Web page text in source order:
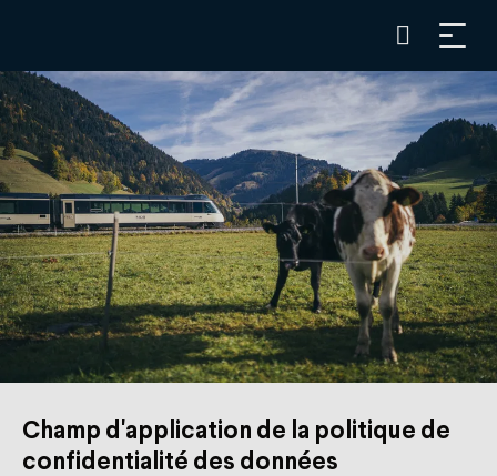
Champ d'application de la politique de
confidentialité des données